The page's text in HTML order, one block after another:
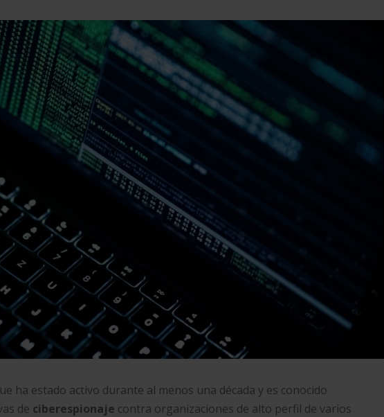
ha estado activo durante al menos una década y es conocido
de ciberespionaje contra organizaciones de alto perfil de varios